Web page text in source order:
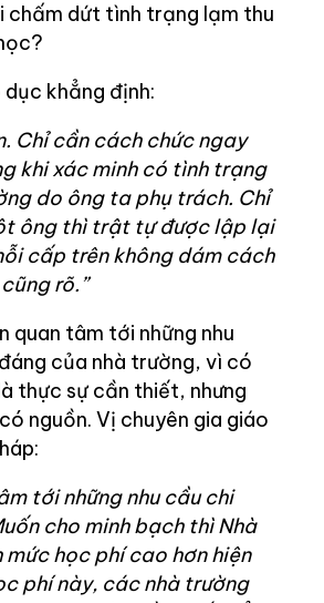
chấm dứt tình trạng lạm thu
khẳng định:
Chỉ cần cách chức ngay
khi xác minh có tình trạng
do ông ta phụ trách. Chỉ
ông thì trật tự được lập lại
cấp trên không dám cách
rõ.”
quan tâm tới những nhu
của nhà trường, vì có
thực sự cần thiết, nhưng
nguồn. Vị chuyên gia giáo
tới những nhu cầu chi
cho minh bạch thì Nhà
học phí cao hơn hiện
phí này, các nhà trường